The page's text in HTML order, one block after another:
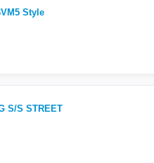
Style
S/S STREET